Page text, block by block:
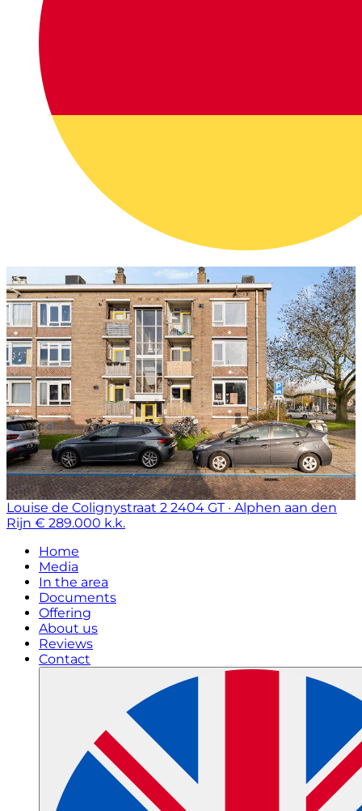
Louise de Colignystraat 2 2404 GT · Alphen aan den
Rijn € 289.000 k.k.
Home
Media
In the area
Documents
Offering
About us
Reviews
Contact